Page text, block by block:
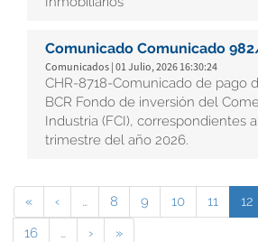
Comunicado Comunicado
Comunicados | 01 Julio, 2026 16:30:24
CHR-8718-Comunicado de pago
BCR Fondo de inversión del
Industria (FCI), correspondientes
trimestre del año 2026.
« ‹ … 8 9 10 11 12
16
… › »